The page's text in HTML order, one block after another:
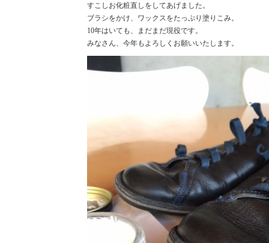
すこしお化粧直しをしてあげました。
ブラシをかけ、ワックスをたっぷり塗りこみ。
10年はいても、まだまだ現役です。
みなさん、今年もよろしくお願いいたします。